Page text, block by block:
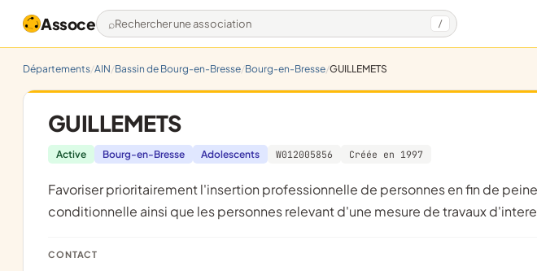
Assoce Rechercher une association /
Départements AIN Bassin de Bourg-en-Bresse Bourg-en-Bresse GUILLEMETS
GUILLEMETS
Active Bourg-en-Bresse Adolescents W012005856 Créée en 1997
favoriser prioritairement l'insertion professionnelle de personnes en fin de peines d'emprisonnement , ou en liberte
conditionnelle ainsi que les personnes relevant d'une mesure de travaux
CONTACT